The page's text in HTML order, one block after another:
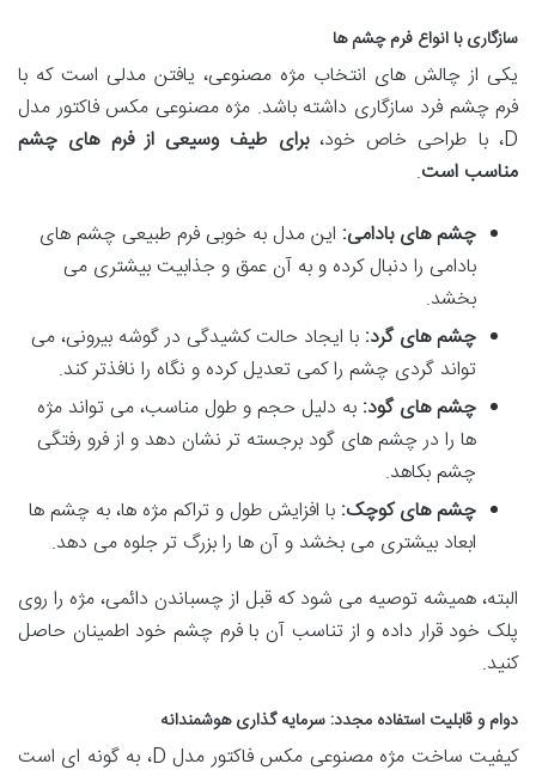
سازگاری با انواع فرم چشم ها
یکی از چالش های انتخاب مژه مصنوعی، یافتن مدلی است که با
فرم چشم فرد سازگاری داشته باشد. مژه مصنوعی مکس فاکتور مدل
D، با طراحی خاص خود،
برای طیف وسیعی از فرم های چشم
مناسب است.
چشم های بادامی: این مدل به خوبی فرم طبیعی چشم های
بادامی را دنبال کرده و به آن عمق و جذابیت بیشتری می
بخشد.
چشم های گرد: با ایجاد حالت کشیدگی در گوشه بیرونی، می
تواند گردی چشم را کمی تعدیل کرده و نگاه را نافذتر کند.
چشم های گود: به دلیل حجم و طول مناسب، می تواند مژه
ها را در چشم های گود برجسته تر نشان دهد و از فرو رفتگی
چشم بکاهد.
چشم های کوچک: با افزایش طول و تراکم مژه ها، به چشم ها
ابعاد بیشتری می بخشد و آن ها را بزرگ تر جلوه می دهد.
البته، همیشه توصیه می شود که قبل از چسباندن دائمی، مژه را روی
پلک خود قرار داده و از تناسب آن با فرم چشم خود اطمینان حاصل
کنید.
دوام و قابلیت استفاده مجدد: سرمایه گذاری هوشمندانه
کیفیت ساخت مژه مصنوعی مکس فاکتور مدل D، به گونه ای است